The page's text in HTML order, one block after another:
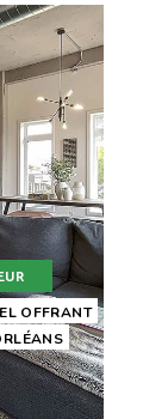
OFFRANT